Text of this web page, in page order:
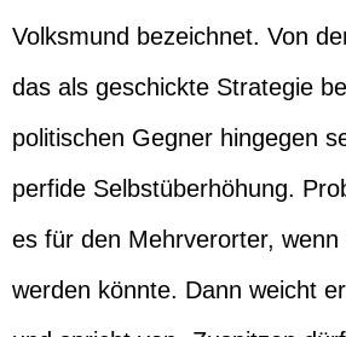
Volksmund bezeichnet. Von
das als geschickte Strategie
politischen Gegner hingegen
perfide Selbstüberhöhung.
es für den Mehrverorter,
werden könnte. Dann weicht